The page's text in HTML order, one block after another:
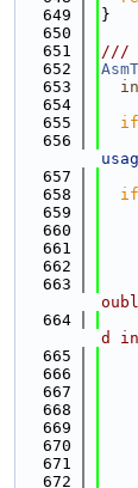
  649
}
  650
  651
///
  652
  653
  654
  655
if
  656
  657
  658
if
  659
  660
  661
  662
  663
  664
d
  665
  666
  667
  668
  669
  670
  671
  672